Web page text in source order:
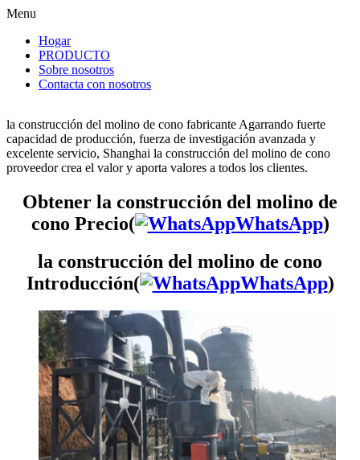
Menu
Hogar
PRODUCTO
Sobre nosotros
Contacta con nosotros
la construcción del molino de cono fabricante Agarrando fuerte
capacidad de producción, fuerza de investigación avanzada y
excelente servicio, Shanghai la construcción del molino de cono
proveedor crea el valor y aporta valores a todos los clientes.
Obtener la construcción del molino de
cono Precio(
WhatsApp)
la construcción del molino de cono
Introducción(
WhatsApp)